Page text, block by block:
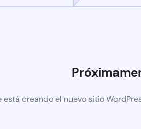
está creando el nuevo sitio